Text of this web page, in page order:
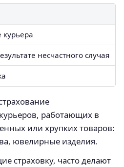
курьера
несчастного случая
работающих в
или хрупких товаров:
ювелирные изделия.
страховку, часто делают